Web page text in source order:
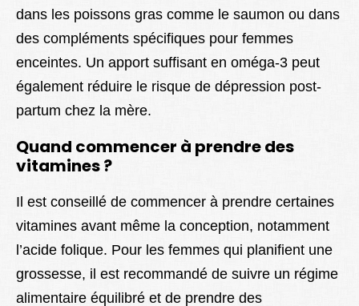
dans les poissons gras comme le saumon ou dans
des compléments spécifiques pour femmes
enceintes. Un apport suffisant en oméga-3 peut
également réduire le risque de dépression post-
partum chez la mère.
Quand commencer à prendre des
vitamines ?
Il est conseillé de commencer à prendre certaines
vitamines avant même la conception, notamment
l’acide folique. Pour les femmes qui planifient une
grossesse, il est recommandé de suivre un régime
alimentaire équilibré et de prendre des